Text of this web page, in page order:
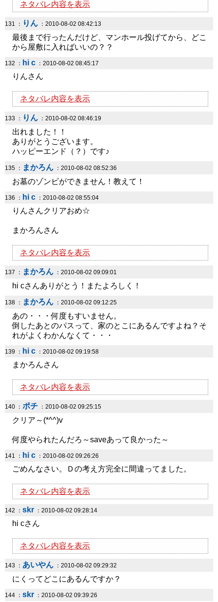
ネタバレ内容を表示
131 ： りん ：2010-08-02 08:42:13
最後まで行ったんだけど、マンホール投げてから、どこ
から屋敷に入ればいいの？？
132 ： hi c ：2010-08-02 08:45:17
りんさん
ネタバレ内容を表示
133 ： りん ：2010-08-02 08:46:19
出れました！！
ありがとうございます。
ハッピーエンド（？）です♪
135 ： まかろん ：2010-08-02 08:52:36
お墓のゾンビができません！教えて！
136 ： hi c ：2010-08-02 08:55:04
りんさんクリアおめ☆
まかろんさん
ネタバレ内容を表示
137 ： まかろん ：2010-08-02 09:09:01
hi cさんありがとう！またよろしく！
138 ： まかろん ：2010-08-02 09:12:25
あの・・・何度もすいません。
倒したあとのパスって、家のとこにあるんですよね？そ
れがよくわかんなくて・・・
139 ： hi c ：2010-08-02 09:19:58
まかろんさん
ネタバレ内容を表示
140 ： ポチ ：2010-08-02 09:25:15
クリア～(*^^)v
何度やられたんだろ～saveあって良かった～
141 ： hi c ：2010-08-02 09:26:26
ごめんなさい。Ｄの考え方完全に間違ってました。
ネタバレ内容を表示
142 ： skr ：2010-08-02 09:28:14
hi cさん
ネタバレ内容を表示
143 ： あいやん ：2010-08-02 09:29:32
にくってどこにあるんですか？
144 ： skr ：2010-08-02 09:39:26